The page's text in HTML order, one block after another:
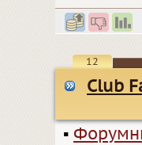
12
Club
▪